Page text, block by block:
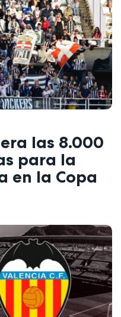
las 8.000
para la
en la Copa